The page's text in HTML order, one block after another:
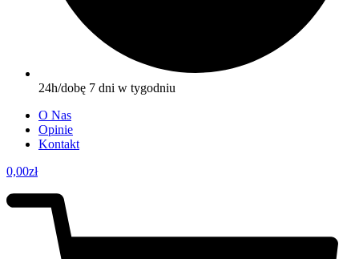
24h/dobę 7 dni w tygodniu
O Nas
Opinie
Kontakt
0,00zł